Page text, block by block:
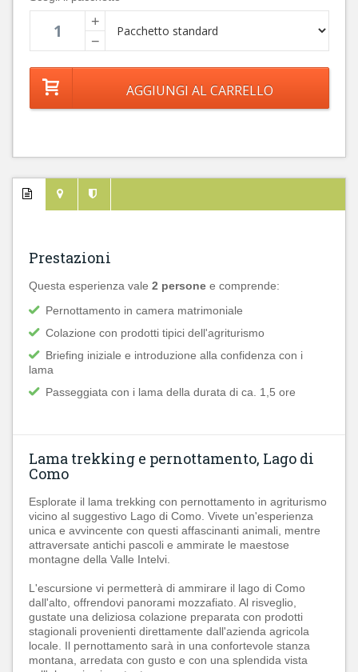
+
−
Prestazioni
Questa esperienza vale 2 persone e comprende:
Pernottamento in camera matrimoniale
Colazione con prodotti tipici dell'agriturismo
Briefing iniziale e introduzione alla confidenza con i
lama
Passeggiata con i lama della durata di ca. 1,5 ore
Lama trekking e pernottamento, Lago di
Como
Esplorate il lama trekking con pernottamento in agriturismo
vicino al suggestivo Lago di Como. Vivete un'esperienza
unica e avvincente con questi affascinanti animali, mentre
attraversate antichi pascoli e ammirate le maestose
montagne della Valle Intelvi.
L'escursione vi permetterà di ammirare il lago di Como
dall'alto, offrendovi panorami mozzafiato. Al risveglio,
gustate una deliziosa colazione preparata con prodotti
stagionali provenienti direttamente dall'azienda agricola
locale. Il pernottamento sarà in una confortevole stanza
montana, arredata con gusto e con una splendida vista